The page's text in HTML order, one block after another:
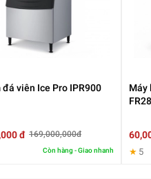
đều, kích thước đẹp mắt và
ngon của cà phê, trà sữa,
tại chỗ còn giúp doanh
đá viên Ice Pro IPR900
đ 169,000,000đ
Còn hàng - Giao nhanh
Máy
★ 5